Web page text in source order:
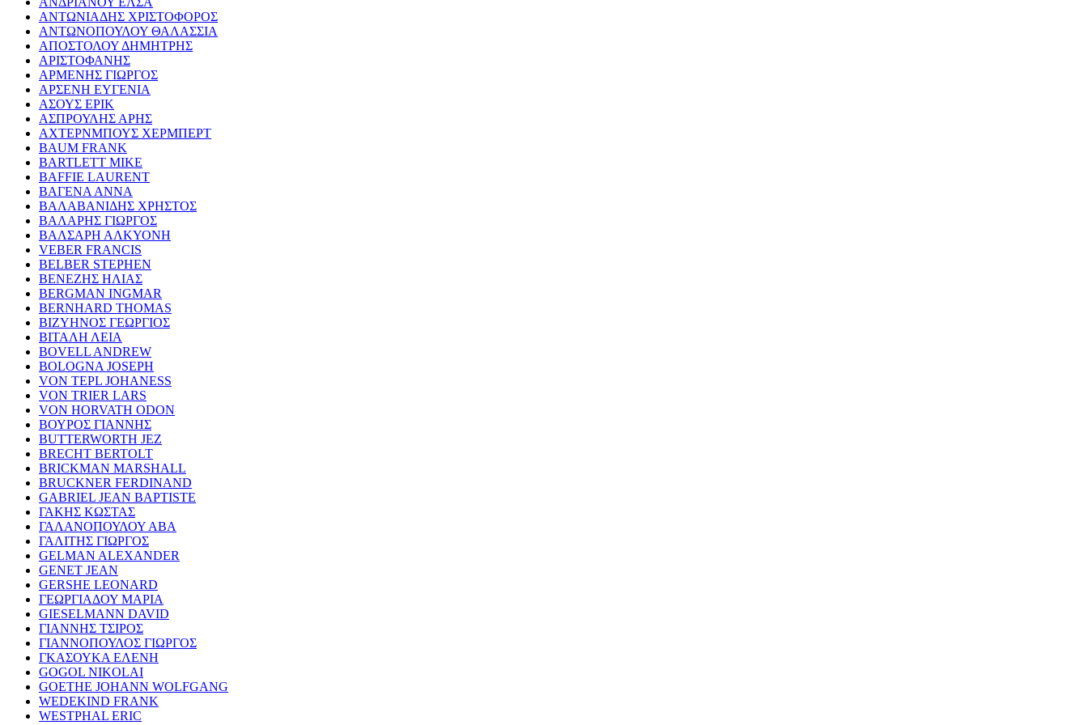
ΑΝΤΩΝΙΑΔΗΣ ΧΡΙΣΤΟΦΟΡΟΣ
ΑΝΤΩΝΟΠΟΥΛΟΥ ΘΑΛΑΣΣΙΑ
ΑΠΟΣΤΟΛΟΥ ΔΗΜΗΤΡΗΣ
ΑΡΙΣΤΟΦΑΝΗΣ
ΑΡΜΕΝΗΣ ΓΙΩΡΓΟΣ
ΑΡΣΕΝΗ ΕΥΓΕΝΙΑ
ΑΣΟΥΣ ΕΡΙΚ
ΑΣΠΡΟΥΛΗΣ ΑΡΗΣ
ΑΧΤΕΡΝΜΠΟΥΣ ΧΕΡΜΠΕΡΤ
BAUM FRANK
BARTLETT MIKE
BAFFIE LAURENT
ΒΑΓΕΝΑ ΑΝΝΑ
ΒΑΛΑΒΑΝΙΔΗΣ ΧΡΗΣΤΟΣ
ΒΑΛΑΡΗΣ ΓΙΩΡΓΟΣ
ΒΑΛΣΑΡΗ ΑΛΚΥΟΝΗ
VEBER FRANCIS
BELBER STEPHEN
ΒΕΝΕΖΗΣ ΗΛΙΑΣ
BERGMAN INGMAR
BERNHARD THOMAS
ΒΙΖΥΗΝΟΣ ΓΕΩΡΓΙΟΣ
ΒΙΤΑΛΗ ΛΕΙΑ
BOVELL ANDREW
BOLOGNA JOSEPH
VON TEPL JOHANESS
VON TRIER LARS
VON HORVATH ODON
ΒΟΥΡΟΣ ΓΙΑΝΝΗΣ
BUTTERWORTH JEZ
BRECHT BERTOLT
BRICKMAN MARSHALL
BRUCKNER FERDINAND
GABRIEL JEAN BAPTISTE
ΓΑΚΗΣ ΚΩΣΤΑΣ
ΓΑΛΑΝΟΠΟΥΛΟΥ ΑΒΑ
ΓΑΛΙΤΗΣ ΓΙΩΡΓΟΣ
GELMAN ALEXANDER
GENET JEAN
GERSHE LEONARD
ΓΕΩΡΓΙΑΔΟΥ ΜΑΡΙΑ
GIESELMANN DAVID
ΓΙΑΝΝΗΣ ΤΣΙΡΟΣ
ΓΙΑΝΝΟΠΟΥΛΟΣ ΓΙΩΡΓΟΣ
ΓΚΑΣΟΥΚΑ ΕΛΕΝΗ
GOGOL NIKOLAI
GOETHE JOHANN WOLFGANG
WEDEKIND FRANK
WESTPHAL ERIC